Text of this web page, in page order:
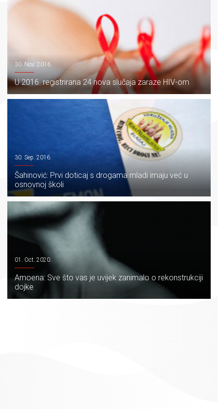
30. Nov. 2016.
U 2016. registrirana 24 nova slučaja zaraze HIV-om
30. Sep. 2016.
Šahinović: Prvi doticaj s drogama mladi imaju već u
osnovnoj školi
01. Oct. 2020.
Amoena: Sve što vas je uvijek zanimalo o rekonstrukciji
dojke